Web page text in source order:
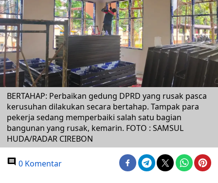
BERTAHAP: Perbaikan gedung DPRD yang rusak pasca
kerusuhan dilakukan secara bertahap. Tampak para
pekerja sedang memperbaiki salah satu bagian
bangunan yang rusak, kemarin. FOTO : SAMSUL
HUDA/RADAR CIREBON
0 Komentar